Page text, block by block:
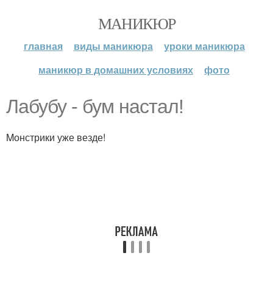
МАНИКЮР
главная виды маникюра
уроки маникюра
маникюр в домашних условиях
фото
Лабубу - бум настал!
Mонстрики уже везде!